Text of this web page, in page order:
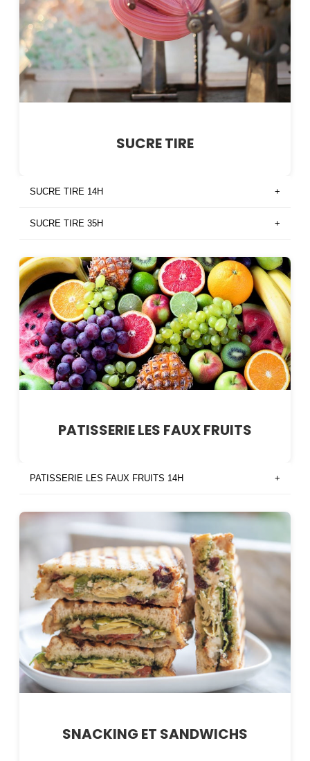
SUCRE TIRE
SUCRE TIRE 14H +
SUCRE TIRE 35H +
PATISSERIE LES FAUX FRUITS
PATISSERIE LES FAUX FRUITS 14H +
SNACKING ET SANDWICHS